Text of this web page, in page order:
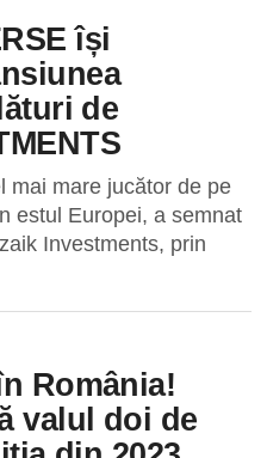
își
de
mai mare jucător de pe
estul Europei, a semnat
Investments, prin
România!
valul doi de